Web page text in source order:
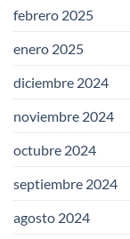
febrero 2025
enero 2025
diciembre 2024
noviembre 2024
octubre 2024
septiembre 2024
agosto 2024